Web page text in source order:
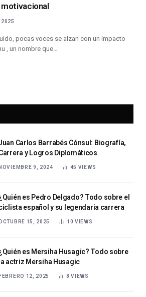
2025
pocas voces se alzan con un impacto
, un nombre que…
Carlos Barrabés Cónsul: Biografía,
y Logros Diplomáticos
NOVIEMBRE 9, 2024 45 VIEWS
es Pedro Delgado? Todo sobre el
español y su legendaria carrera
15, 2025 10VIEWS
es Mersiha Husagic? Todo sobre
la actriz Mersiha Husagic
FEBRERO 12, 2025 8VIEWS